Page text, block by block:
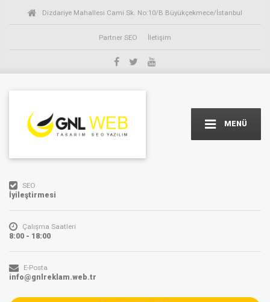
Dizdariye Mahallesi Cami Sk. No:10/B Büyükçekmece/İstanbul
Partner SEO İletişim
MENÜ
SEO
İyileştirmesi
Çalışma Saatleri
8:00 - 18:00
E-Posta
info@gnlreklam.web.tr